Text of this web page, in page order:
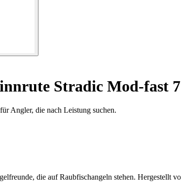
Stradic Mod-fast
Angler, die nach Leistung suchen.
die auf Raubfischangeln stehen. Hergestellt